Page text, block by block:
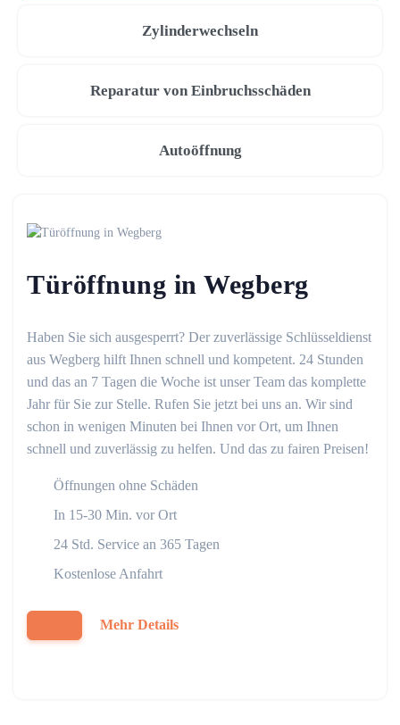
Zylinderwechseln
Reparatur von Einbruchsschäden
Autoöffnung
Türöffnung in Wegberg
Haben Sie sich ausgesperrt? Der zuverlässige Schlüsseldienst
aus Wegberg hilft Ihnen schnell und kompetent. 24 Stunden
und das an 7 Tagen die Woche ist unser Team das komplette
Jahr für Sie zur Stelle. Rufen Sie jetzt bei uns an. Wir sind
schon in wenigen Minuten bei Ihnen vor Ort, um Ihnen
schnell und zuverlässig zu helfen. Und das zu fairen Preisen!
Öffnungen ohne Schäden
In 15-30 Min. vor Ort
24 Std. Service an 365 Tagen
Kostenlose Anfahrt
Mehr Details